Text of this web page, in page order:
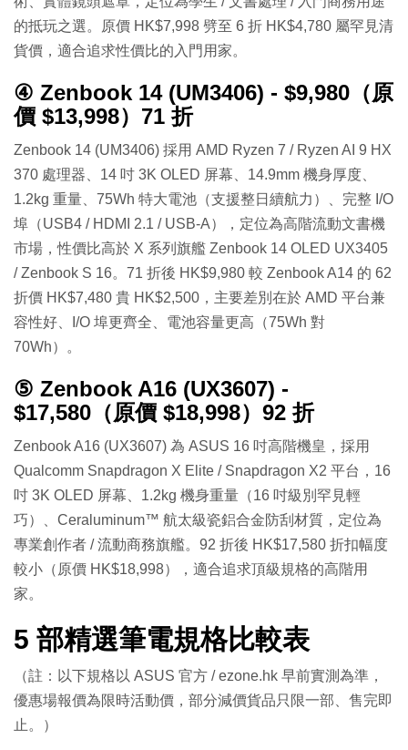
的抵玩之選。原價 HK$7,998 劈至 6 折 HK$4,780 屬罕見清
貨價，適合追求性價比的入門用家。
④ Zenbook 14 (UM3406) - $9,980（原
價 $13,998）71 折
Zenbook 14 (UM3406) 採用 AMD Ryzen 7 / Ryzen AI 9 HX
370 處理器、14 吋 3K OLED 屏幕、14.9mm 機身厚度、
1.2kg 重量、75Wh 特大電池（支援整日續航力）、完整 I/O
埠（USB4 / HDMI 2.1 / USB-A），定位為高階流動文書機
市場，性價比高於 X 系列旗艦 Zenbook 14 OLED UX3405
/ Zenbook S 16。71 折後 HK$9,980 較 Zenbook A14 的 62
折價 HK$7,480 貴 HK$2,500，主要差別在於 AMD 平台兼
容性好、I/O 埠更齊全、電池容量更高（75Wh 對
70Wh）。
⑤ Zenbook A16 (UX3607) -
$17,580（原價 $18,998）92 折
Zenbook A16 (UX3607) 為 ASUS 16 吋高階機皇，採用
Qualcomm Snapdragon X Elite / Snapdragon X2 平台，16
吋 3K OLED 屏幕、1.2kg 機身重量（16 吋級別罕見輕
巧）、Ceraluminum™ 航太級瓷鋁合金防刮材質，定位為
專業創作者 / 流動商務旗艦。92 折後 HK$17,580 折扣幅度
較小（原價 HK$18,998），適合追求頂級規格的高階用
家。
5 部精選筆電規格比較表
（註：以下規格以 ASUS 官方 / ezone.hk 早前實測為準，
優惠場報價為限時活動價，部分減價貨品只限一部、售完即
止。）